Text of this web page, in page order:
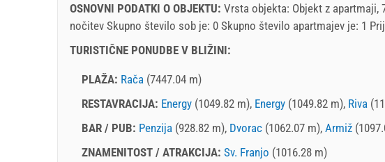
OSNOVNI PODATKI O OBJEKTU: Vrsta objekta: Objekt z apartmaji,
nočitev Skupno število sob je: 0 Skupno število apartmajev je: 1
TURISTIČNE PONUDBE V BLIŽINI:
PLAŽA: Rača (7447.04 m)
RESTAVRACIJA: Energy (1049.82 m), Energy (1049.82 m), Riva
BAR / PUB: Penzija (928.82 m), Dvorac (1062.07 m), Armiž
ZNAMENITOST / ATRAKCIJA: Sv. Franjo (1016.28 m)